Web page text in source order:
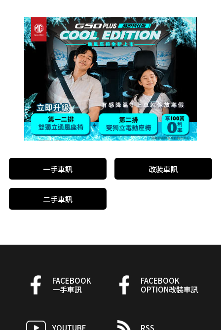
一手車訊 改裝車訊
二手車訊
FACEBOOK
一手車訊
FACEBOOK
OPTION改裝車訊
YOUTUBE RSS